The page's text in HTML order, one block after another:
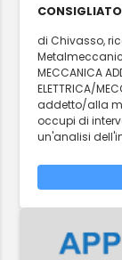
CONSIGLIATO
di Chivasso,
Metalmeccanico:
MECCANICA
ELETTRICA/
addetto/alla
occupi di
un'analisi